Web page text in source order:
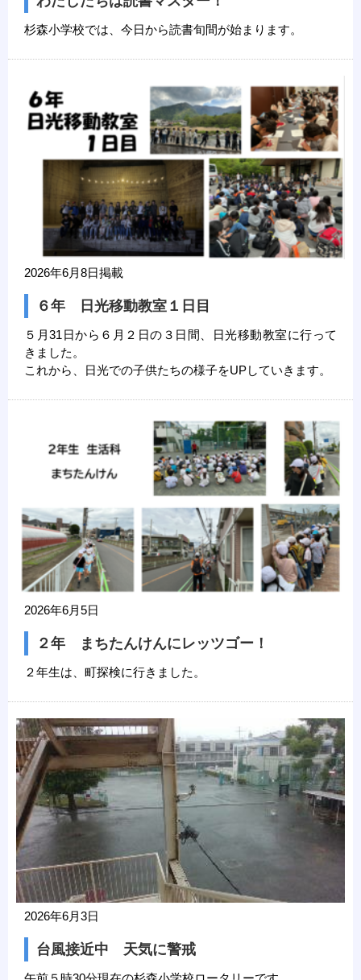
杉森小学校では、今日から読書旬間が始まります。
2026年6月8日掲載
６年 日光移動教室１日目
５月31日から６月２日の３日間、日光移動教室に行って
きました。
これから、日光での子供たちの様子をUPしていきます。
2026年6月5日
２年 まちたんけんにレッツゴー！
２年生は、町探検に行きました。
2026年6月3日
台風接近中 天気に警戒